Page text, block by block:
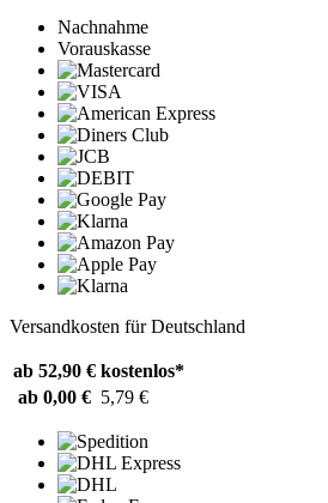
Nachnahme
Vorauskasse
Versandkosten für Deutschland
ab 52,90 € kostenlos*
ab 0,00 € 5,79 €